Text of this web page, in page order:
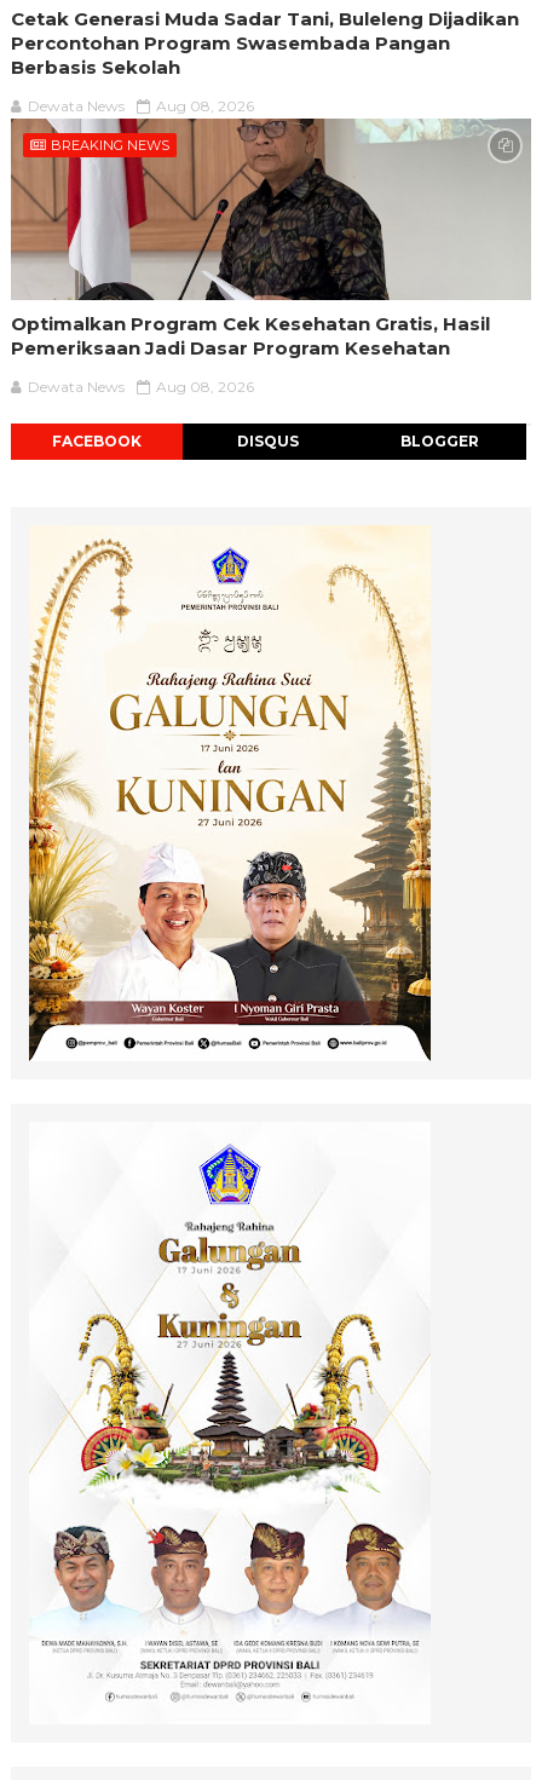
Cetak Generasi Muda Sadar Tani, Buleleng Dijadikan
Percontohan Program Swasembada Pangan
Berbasis Sekolah
Dewata News Aug 08, 2026
BREAKING NEWS
Optimalkan Program Cek Kesehatan Gratis, Hasil
Pemeriksaan Jadi Dasar Program Kesehatan
Dewata News Aug 08, 2026
FACEBOOK DISQUS BLOGGER